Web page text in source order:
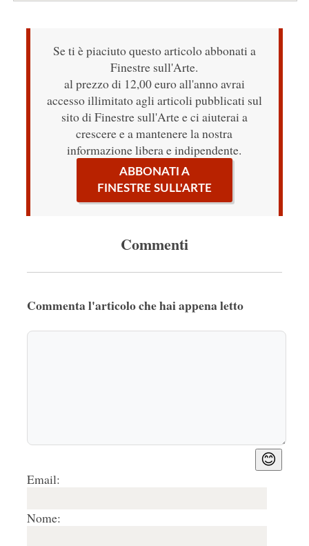
Se ti è piaciuto questo articolo abbonati a
Finestre sull'Arte.
al prezzo di 12,00 euro all'anno avrai
accesso illimitato agli articoli pubblicati sul
sito di Finestre sull'Arte e ci aiuterai a
crescere e a mantenere la nostra
informazione libera e indipendente.
ABBONATI A
FINESTRE SULL'ARTE
Commenti
Commenta l'articolo che hai appena letto
😊
Email:
Nome: